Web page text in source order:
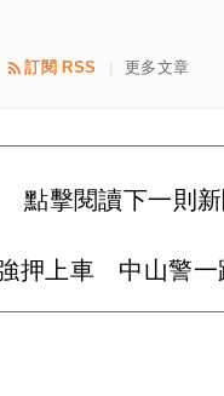
訂閱 RSS | 更多文章
點擊閱讀下一則